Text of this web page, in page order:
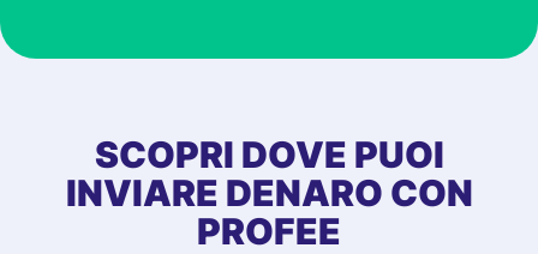
at Profee is very
first started
app, and they
quick to provide
SCOPRI DOVE PUOI
INVIARE DENARO CON
PROFEE